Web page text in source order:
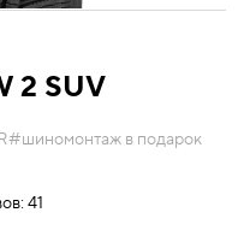
2 SUV
#шиномонтаж в подарок
41